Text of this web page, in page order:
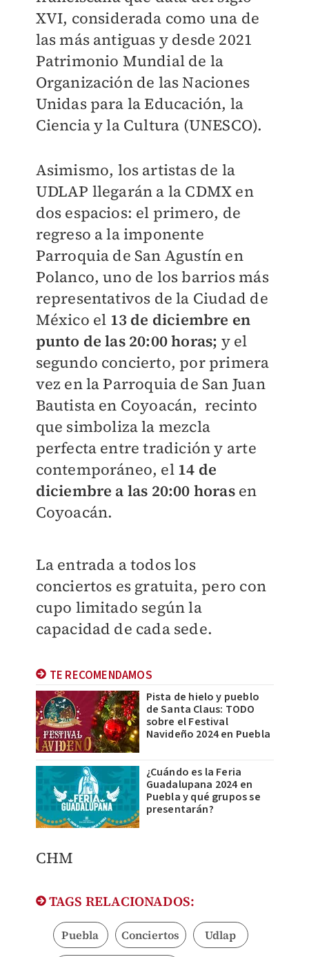
XVI, considerada como una de
las más antiguas y desde 2021
Patrimonio Mundial de la
Organización de las Naciones
Unidas para la Educación, la
Ciencia y la Cultura (UNESCO).
Asimismo, los artistas de la
UDLAP llegarán a la CDMX en
dos espacios: el primero, de
regreso a la imponente
Parroquia de San Agustín en
Polanco, uno de los barrios más
representativos de la Ciudad de
México el 13 de diciembre en
punto de las 20:00 horas; y el
segundo concierto, por primera
vez en la Parroquia de San Juan
Bautista en Coyoacán, recinto
que simboliza la mezcla
perfecta entre tradición y arte
contemporáneo, el14 de
diciembre a las 20:00 horasen
Coyoacán.
La entrada a todos los
conciertos es gratuita, pero con
cupo limitado según la
capacidad de cada sede.
TE RECOMENDAMOS
Pista de hielo y pueblo
de Santa Claus: TODO
sobre el Festival
Navideño 2024 en Puebla
¿Cuándo es la Feria
Guadalupana 2024 en
Puebla y qué grupos se
presentarán?
​CHM
TAGS RELACIONADOS:
Puebla Conciertos Udlap